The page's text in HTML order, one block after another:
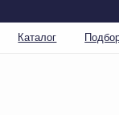
Каталог Подборки